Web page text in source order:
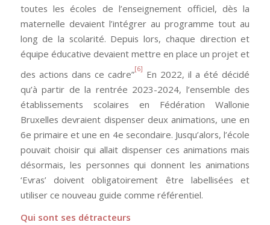
toutes les écoles de l’enseignement officiel, dès la
maternelle devaient l’intégrer au programme tout au
long de la scolarité. Depuis lors, chaque direction et
équipe éducative devaient mettre en place un projet et
des actions dans ce cadre”[6] En 2022, il a été décidé
qu’à partir de la rentrée 2023-2024, l’ensemble des
établissements scolaires en Fédération Wallonie
Bruxelles devraient dispenser deux animations, une en
6e primaire et une en 4e secondaire. Jusqu’alors, l’école
pouvait choisir qui allait dispenser ces animations mais
désormais, les personnes qui donnent les animations
‘Evras’ doivent obligatoirement être labellisées et
utiliser ce nouveau guide comme référentiel.
Qui sont ses détracteurs